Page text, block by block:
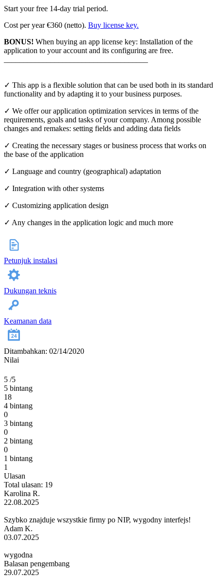
Start your free 14-day trial period.
Cost per year €360 (netto). Buy license key.
BONUS! When buying an app license key: Installation of the
application to your account and its configuring are free.
✓ This app is a flexible solution that can be used both in its standard
functionality and by adapting it to your business purposes.
✓ We offer our application optimization services in terms of the
requirements, goals and tasks of your company. Among possible
changes and remakes: setting fields and adding data fields
✓ Creating the necessary stages or business process that works on
the base of the application
✓ Language and country (geographical) adaptation
✓ Integration with other systems
✓ Customizing application design
✓ Any changes in the application logic and much more
Petunjuk instalasi
Dukungan teknis
Keamanan data
Ditambahkan: 02/14/2020
Nilai
5 /5
5 bintang
18
4 bintang
0
3 bintang
0
2 bintang
0
1 bintang
1
Ulasan
Total ulasan: 19
Karolina R.
22.08.2025
Szybko znajduje wszystkie firmy po NIP, wygodny interfejs!
Adam K.
03.07.2025
wygodna
Balasan pengembang
29.07.2025